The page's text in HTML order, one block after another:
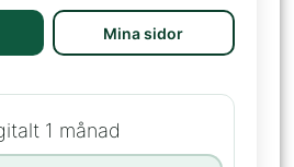
Mina sidor
1 månad